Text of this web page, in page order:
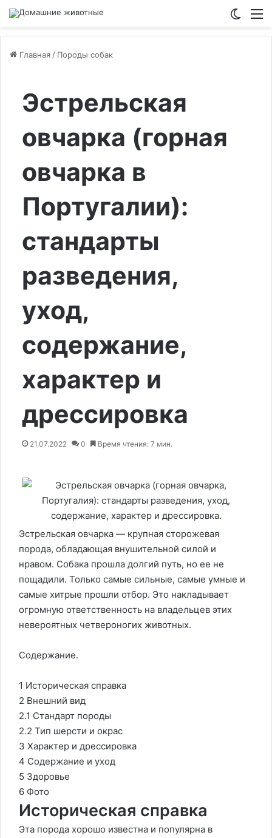
Главная / Породы собак
Эстрельская
овчарка (горная
овчарка в
Португалии):
стандарты
разведения,
уход,
содержание,
характер и
дрессировка
21.07.2022 0 Время чтения: 7 мин.
Эстрельская овчарка — крупная сторожевая
порода, обладающая внушительной силой и
нравом. Собака прошла долгий путь, но ее не
пощадили. Только самые сильные, самые умные и
самые хитрые прошли отбор. Это накладывает
огромную ответственность на владельцев этих
невероятных четвероногих животных.
Содержание.
1 Историческая справка
2 Внешний вид
2.1 Стандарт породы
2.2 Тип шерсти и окрас
3 Характер и дрессировка
4 Содержание и уход
5 Здоровье
6 Фото
Историческая справка
Эта порода хорошо известна и популярна в